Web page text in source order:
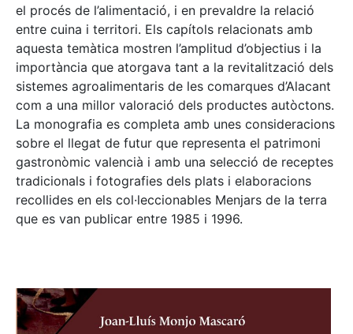
el procés de l’alimentació, i en prevaldre la relació
entre cuina i territori. Els capítols relacionats amb
aquesta temàtica mostren l’amplitud d’objectius i la
importància que atorgava tant a la revitalització dels
sistemes agroalimentaris de les comarques d’Alacant
com a una millor valoració dels productes autòctons.
La monografia es completa amb unes consideracions
sobre el llegat de futur que representa el patrimoni
gastronòmic valencià i amb una selecció de receptes
tradicionals i fotografies dels plats i elaboracions
recollides en els col·leccionables Menjars de la terra
que es van publicar entre 1985 i 1996.